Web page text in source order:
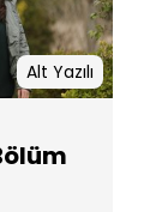
Alt Yazılı